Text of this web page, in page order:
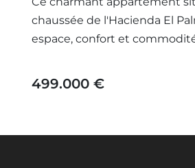
chaussée de l'Hacienda El
espace, confort et
2004 et maintenu en
499.000 €